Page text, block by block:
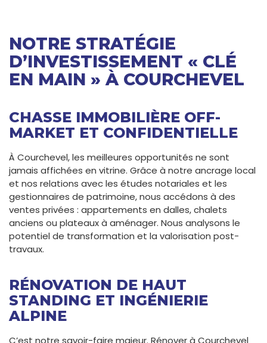
NOTRE STRATÉGIE
D’INVESTISSEMENT « CLÉ
EN MAIN » À COURCHEVEL
CHASSE IMMOBILIÈRE OFF-
MARKET ET CONFIDENTIELLE
À Courchevel, les meilleures opportunités ne sont
jamais affichées en vitrine. Grâce à notre ancrage local
et nos relations avec les études notariales et les
gestionnaires de patrimoine, nous accédons à des
ventes privées : appartements en dalles, chalets
anciens ou plateaux à aménager. Nous analysons le
potentiel de transformation et la valorisation post-
travaux.
RÉNOVATION DE HAUT
STANDING ET INGÉNIERIE
ALPINE
C’est notre savoir-faire majeur. Rénover à Courchevel